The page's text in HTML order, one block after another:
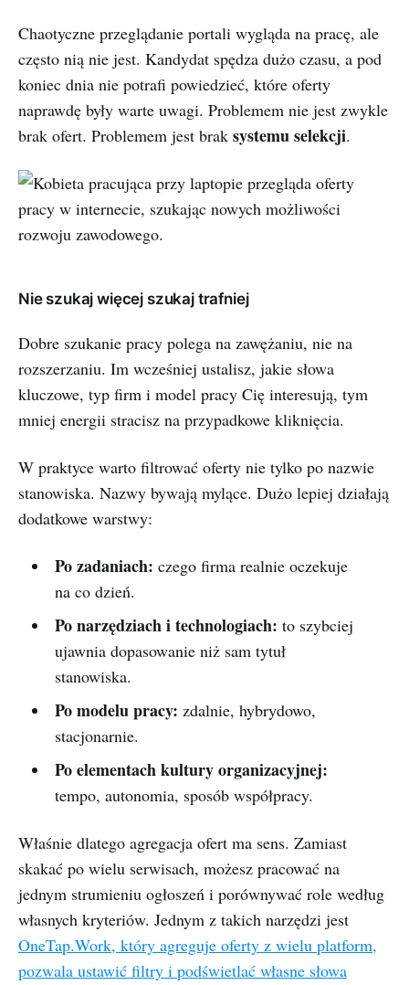
Chaotyczne przeglądanie portali wygląda na pracę, ale
często nią nie jest. Kandydat spędza dużo czasu, a pod
koniec dnia nie potrafi powiedzieć, które oferty
naprawdę były warte uwagi. Problemem nie jest zwykle
brak ofert. Problemem jest brak systemu selekcji.
Nie szukaj więcej szukaj trafniej
Dobre szukanie pracy polega na zawężaniu, nie na
rozszerzaniu. Im wcześniej ustalisz, jakie słowa
kluczowe, typ firm i model pracy Cię interesują, tym
mniej energii stracisz na przypadkowe kliknięcia.
W praktyce warto filtrować oferty nie tylko po nazwie
stanowiska. Nazwy bywają mylące. Dużo lepiej działają
dodatkowe warstwy:
Po zadaniach: czego firma realnie oczekuje
na co dzień.
Po narzędziach i technologiach: to szybciej
ujawnia dopasowanie niż sam tytuł
stanowiska.
Po modelu pracy: zdalnie, hybrydowo,
stacjonarnie.
Po elementach kultury organizacyjnej:
tempo, autonomia, sposób współpracy.
Właśnie dlatego agregacja ofert ma sens. Zamiast
skakać po wielu serwisach, możesz pracować na
jednym strumieniu ogłoszeń i porównywać role według
własnych kryteriów. Jednym z takich narzędzi jest
OneTap.Work, który agreguje oferty z wielu platform,
pozwala ustawić filtry i podświetlać własne słowa